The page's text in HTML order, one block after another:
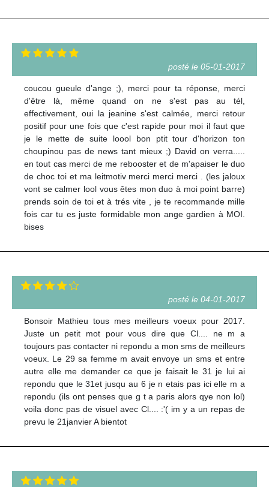
posté le 05-01-2017
coucou gueule d'ange ;), merci pour ta réponse, merci
d'être là, même quand on ne s'est pas au tél,
effectivement, oui la jeanine s'est calmée, merci retour
positif pour une fois que c'est rapide pour moi il faut que
je le mette de suite loool bon ptit tour d'horizon ton
choupinou pas de news tant mieux ;) David on verra.....
en tout cas merci de me rebooster et de m'apaiser le duo
de choc toi et ma leitmotiv merci merci merci . (les jaloux
vont se calmer lool vous êtes mon duo à moi point barre)
prends soin de toi et à trés vite , je te recommande mille
fois car tu es juste formidable mon ange gardien à MOI.
bises
posté le 04-01-2017
Bonsoir Mathieu tous mes meilleurs voeux pour 2017.
Juste un petit mot pour vous dire que Cl.... ne m a
toujours pas contacter ni repondu a mon sms de meilleurs
voeux. Le 29 sa femme m avait envoye un sms et entre
autre elle me demander ce que je faisait le 31 je lui ai
repondu que le 31et jusqu au 6 je n etais pas ici elle m a
repondu (ils ont penses que g t a paris alors qye non lol)
voila donc pas de visuel avec Cl.... :'( im y a un repas de
prevu le 21janvier A bientot